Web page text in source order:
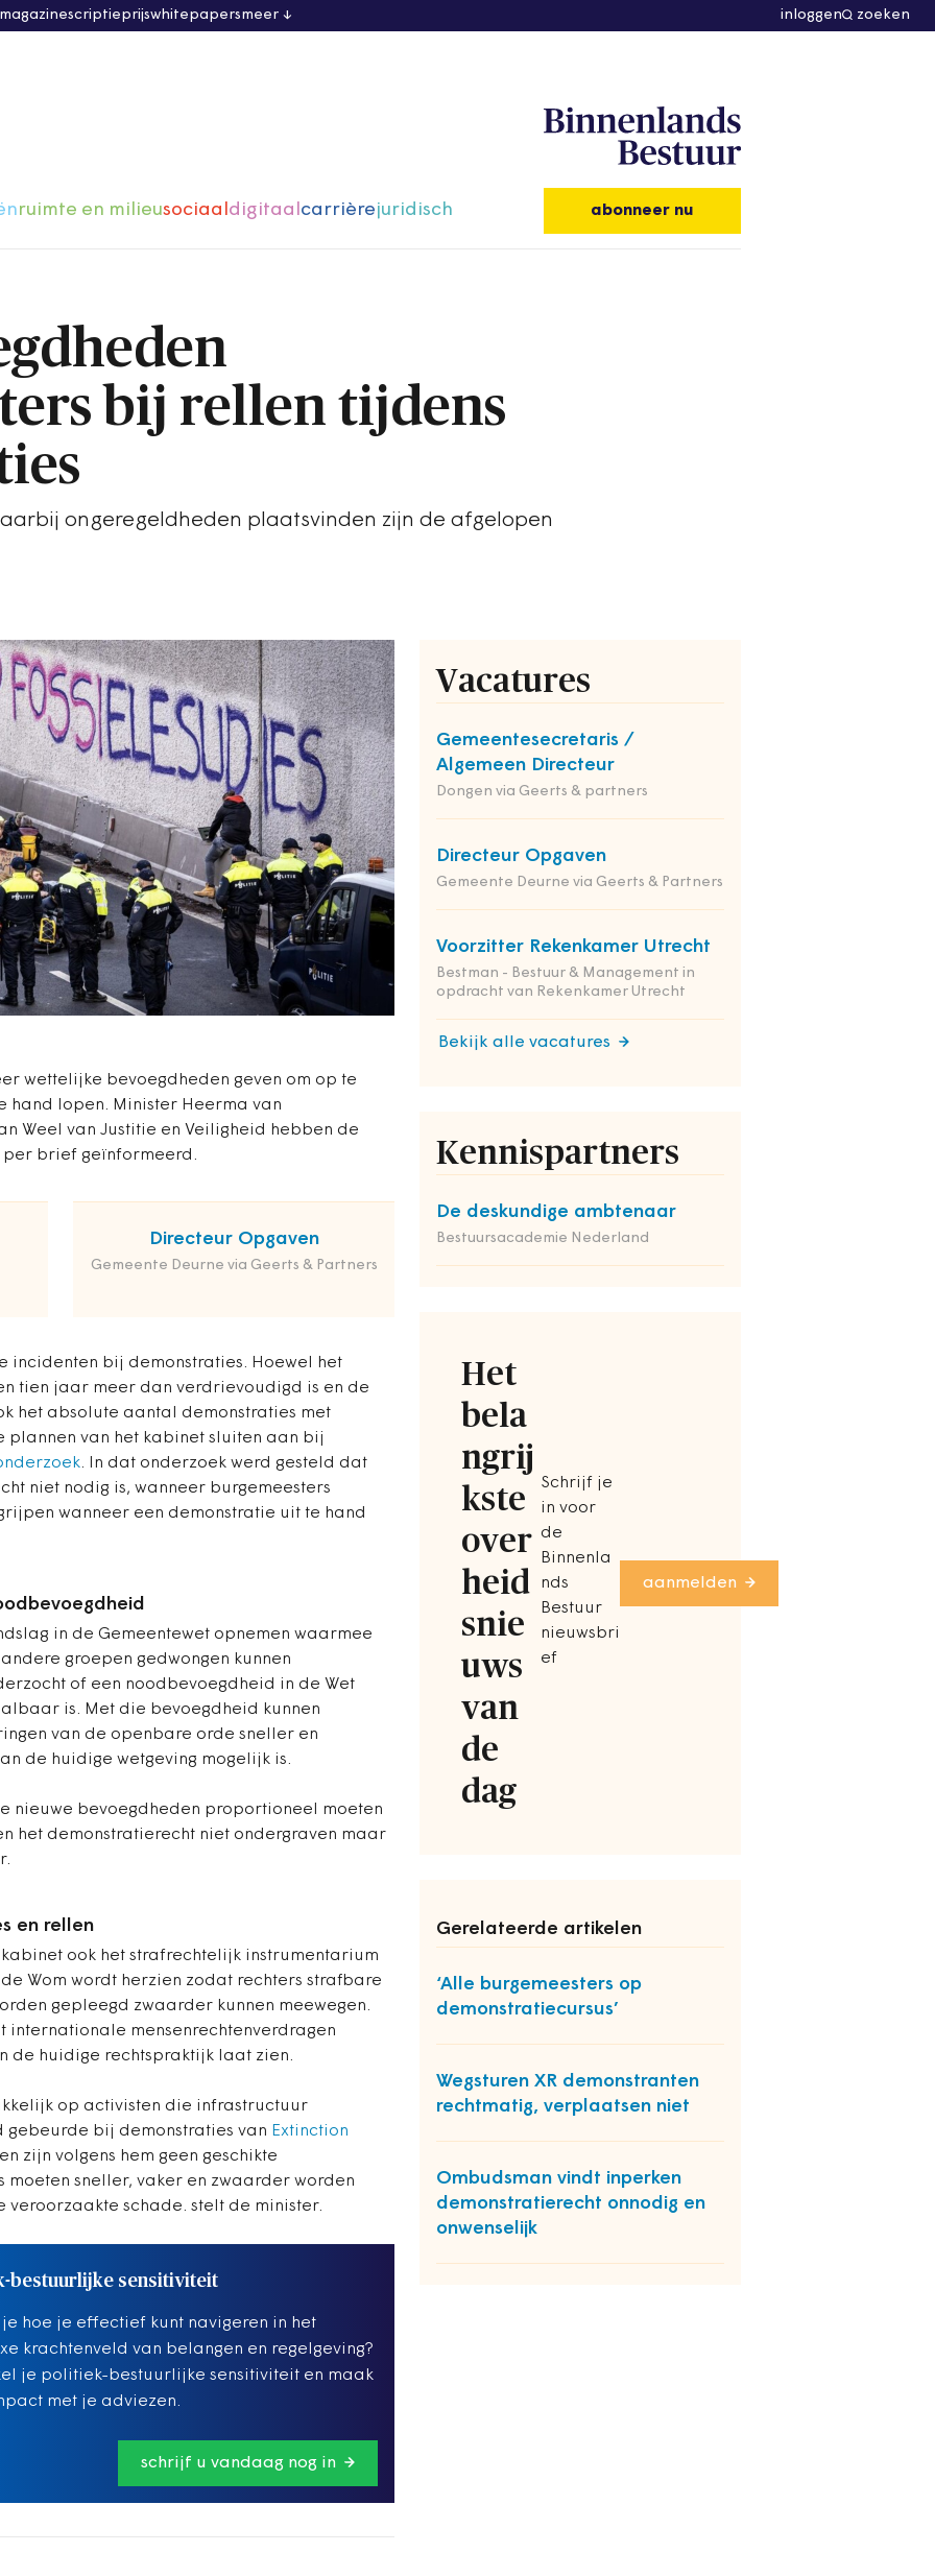
scriptieprijswhitepapersmeer inloggen zoeken
ruimte en milieusociaaldigitaalcarrièrejuridisch abonneer nu
bij rellen tijdens
ongeregeldheden plaatsvinden zijn de afgelopen
wettelijke bevoegdheden geven om op te
lopen. Minister Heerma van
Weel van Justitie en Veiligheid hebben de
per brief geïnformeerd.
Directeur Opgaven
Gemeente Deurne via Geerts & Partners
incidenten bij demonstraties. Hoewel het
tien jaar meer dan verdrievoudigd is en de
het absolute aantal demonstraties met
plannen van het kabinet sluiten aan bij
. In dat onderzoek werd gesteld dat
niet nodig is, wanneer burgemeesters
wanneer een demonstratie uit te hand
Vacatures
Gemeentesecretaris /
Algemeen Directeur
Dongen via Geerts & partners
Directeur Opgaven
Gemeente Deurne via Geerts & Partners
Voorzitter Rekenkamer Utrecht
Bestman - Bestuur & Management in
opdracht van Rekenkamer Utrecht
Bekijk alle vacatures
Kennispartners
De deskundige ambtenaar
Bestuursacademie Nederland
Het
bela
ngrij
kste
over
heid
snie
uws
van
de
dag
Schrijf je
in voor
de
Binnenla
nds
Bestuur
nieuwsbri
ef
aanmelden
Gerelateerde artikelen
‘Alle burgemeesters op
demonstratiecursus’
Wegsturen XR demonstranten
rechtmatig, verplaatsen niet
Ombudsman vindt inperken
demonstratierecht onnodig en
onwenselijk
in de Gemeentewet opnemen waarmee
groepen gedwongen kunnen
of een noodbevoegdheid in de Wet
is. Met die bevoegdheid kunnen
van de openbare orde sneller en
de huidige wetgeving mogelijk is.
nieuwe bevoegdheden proportioneel moeten
het demonstratierecht niet ondergraven maar
en rellen
ook het strafrechtelijk instrumentarium
Wom wordt herzien zodat rechters strafbare
gepleegd zwaarder kunnen meewegen.
internationale mensenrechtenverdragen
de huidige rechtspraktijk laat zien.
op activisten die infrastructuur
bij demonstraties van Extinction
zijn volgens hem geen geschikte
sneller, vaker en zwaarder worden
schade. stelt de minister.
bestuurlijke sensitiviteit
hoe je effectief kunt navigeren in het
krachtenveld van belangen en regelgeving?
je politiek-bestuurlijke sensitiviteit en maak
met je adviezen.
schrijf u vandaag nog in